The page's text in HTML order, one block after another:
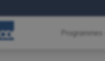
Programmes